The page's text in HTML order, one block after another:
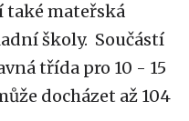
také mateřská
školy. Součástí
třída pro 10 - 15
docházet až 104